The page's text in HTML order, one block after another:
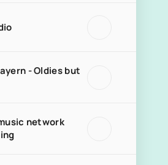
- Oldies but
network